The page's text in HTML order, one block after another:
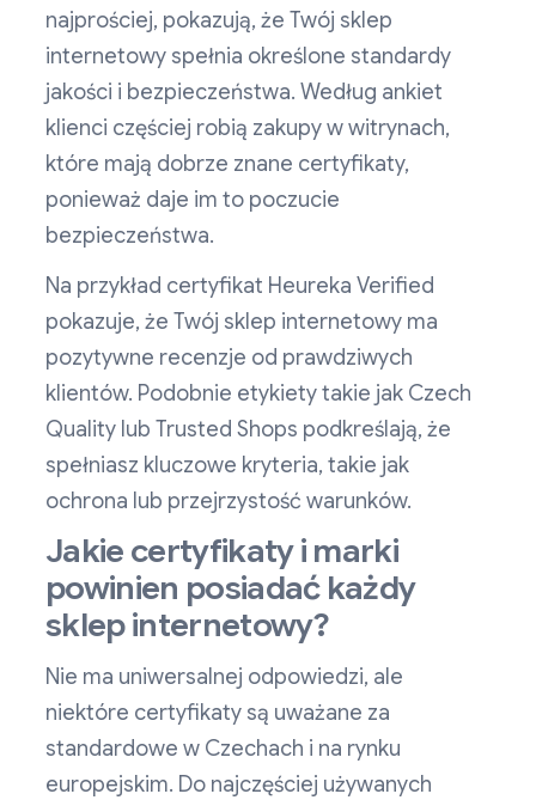
najprościej, pokazują, że Twój sklep
internetowy spełnia określone standardy
jakości i bezpieczeństwa. Według ankiet
klienci częściej robią zakupy w witrynach,
które mają dobrze znane certyfikaty,
ponieważ daje im to poczucie
bezpieczeństwa.
Na przykład certyfikat Heureka Verified
pokazuje, że Twój sklep internetowy ma
pozytywne recenzje od prawdziwych
klientów. Podobnie etykiety takie jak Czech
Quality lub Trusted Shops podkreślają, że
spełniasz kluczowe kryteria, takie jak
ochrona lub przejrzystość warunków.
Jakie certyfikaty i marki
powinien posiadać każdy
sklep internetowy?
Nie ma uniwersalnej odpowiedzi, ale
niektóre certyfikaty są uważane za
standardowe w Czechach i na rynku
europejskim. Do najczęściej używanych